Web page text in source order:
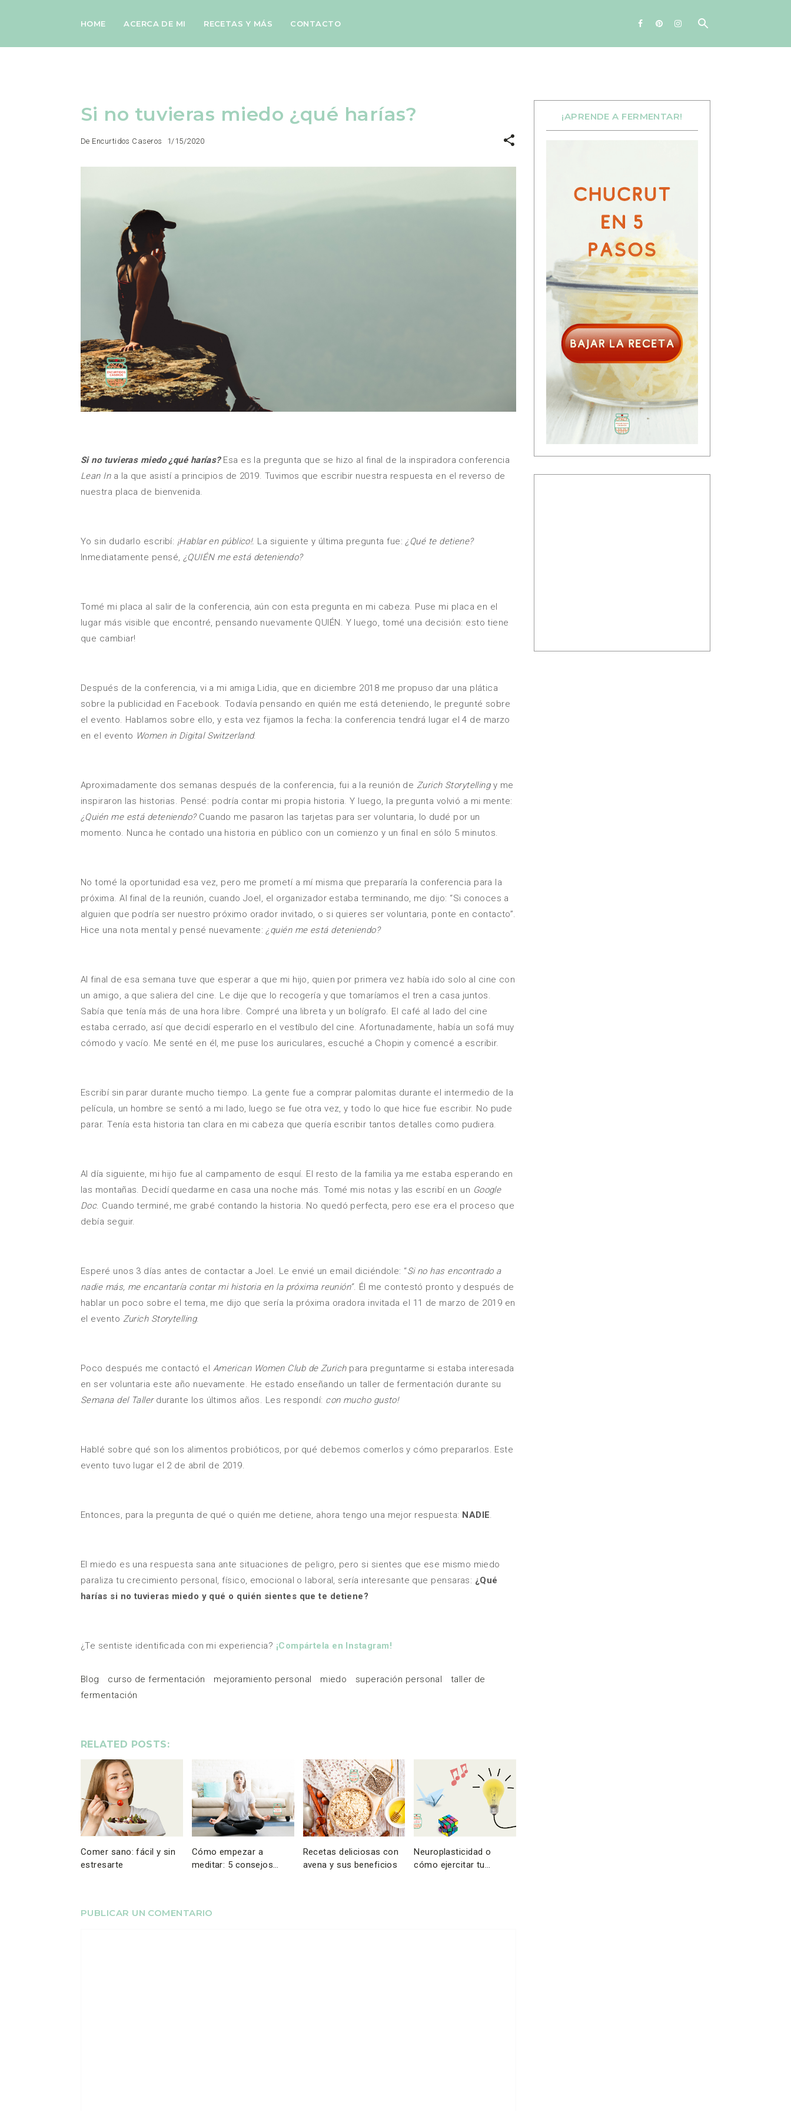
HOME ACERCA DE MI RECETAS Y MÁS CONTACTO
Si no tuvieras miedo ¿qué harías?
De Encurtidos Caseros 1/15/2020
Si no tuvieras miedo ¿qué harías?Esa es la pregunta que se hizo al final de la inspiradora conferencia
Lean Ina la que asistí a principios de 2019. Tuvimos que escribir nuestra respuesta en el reverso de
nuestra placa de bienvenida.
Yo sin dudarlo escribí: ¡Hablar en público!. La siguiente y última pregunta fue: ¿Qué te detiene?
Inmediatamente pensé, ¿QUIÉN me está deteniendo?
Tomé mi placa al salir de la conferencia, aún con esta pregunta en mi cabeza. Puse mi placa en el
lugar más visible que encontré, pensando nuevamente QUIÉN. Y luego, tomé una decisión: esto tiene
que cambiar!
Después de la conferencia, vi a mi amiga Lidia, que en diciembre 2018 me propuso dar una plática
sobre la publicidad en Facebook. Todavía pensando en quién me está deteniendo, le pregunté sobre
el evento. Hablamos sobre ello, y esta vez fijamos la fecha: la conferencia tendrá lugar el 4 de marzo
en el evento Women in Digital Switzerland.
Aproximadamente dos semanas después de la conferencia, fui a la reunión de Zurich Storytellingy me
inspiraron las historias. Pensé: podría contar mi propia historia. Y luego, la pregunta volvió a mi mente:
¿Quién me está deteniendo?Cuando me pasaron las tarjetas para ser voluntaria, lo dudé por un
momento. Nunca he contado una historia en público con un comienzo y un final en sólo 5 minutos.
No tomé la oportunidad esa vez, pero me prometí a mí misma que prepararía la conferencia para la
próxima. Al final de la reunión, cuando Joel, el organizador estaba terminando, me dijo: “Si conoces a
alguien que podría ser nuestro próximo orador invitado, o si quieres ser voluntaria, ponte en contacto”.
Hice una nota mental y pensé nuevamente: ¿quién me está deteniendo?
Al final de esa semana tuve que esperar a que mi hijo, quien por primera vez había ido solo al cine con
un amigo, a que saliera del cine. Le dije que lo recogería y que tomaríamos el tren a casa juntos.
Sabía que tenía más de una hora libre. Compré una libreta y un bolígrafo. El café al lado del cine
estaba cerrado, así que decidí esperarlo en el vestíbulo del cine. Afortunadamente, había un sofá muy
cómodo y vacío. Me senté en él, me puse los auriculares, escuché a Chopin y comencé a escribir.
Escribí sin parar durante mucho tiempo. La gente fue a comprar palomitas durante el intermedio de la
película, un hombre se sentó a mi lado, luego se fue otra vez, y todo lo que hice fue escribir. No pude
parar. Tenía esta historia tan clara en mi cabeza que quería escribir tantos detalles como pudiera.
Al día siguiente, mi hijo fue al campamento de esquí. El resto de la familia ya me estaba esperando en
las montañas. Decidí quedarme en casa una noche más. Tomé mis notas y las escribí en un Google
Doc. Cuando terminé, me grabé contando la historia. No quedó perfecta, pero ese era el proceso que
debía seguir.
Esperé unos 3 días antes de contactar a Joel. Le envié un email diciéndole: “Si no has encontrado a
nadie más, me encantaría contar mi historia en la próxima reunión”. Él me contestó pronto y después de
hablar un poco sobre el tema, me dijo que sería la próxima oradora invitada el 11 de marzo de 2019 en
el evento Zurich Storytelling.
Poco después me contactó el American Women Club de Zurichpara preguntarme si estaba interesada
en ser voluntaria este año nuevamente. He estado enseñando un taller de fermentación durante su
Semana del Tallerdurante los últimos años. Les respondí: con mucho gusto!
Hablé sobre qué son los alimentos probióticos, por qué debemos comerlos y cómo prepararlos. Este
evento tuvo lugar el 2 de abril de 2019.
Entonces, para la pregunta de qué o quién me detiene, ahora tengo una mejor respuesta: NADIE.
El miedo es una respuesta sana ante situaciones de peligro, pero si sientes que ese mismo miedo
paraliza tu crecimiento personal, físico, emocional o laboral, sería interesante que pensaras: ¿Qué
harías si no tuvieras miedo y qué o quién sientes que te detiene?
¿Te sentiste identificada con mi experiencia? ¡Compártela en Instagram!
Blog curso de fermentación mejoramiento personal miedo superación personal
taller de
fermentación
RELATED POSTS:
Comer sano: fácil y sin
estresarte
Cómo empezar a
meditar: 5 consejos
Recetas deliciosas con
avena y sus beneficios
Neuroplasticidad o
cómo ejercitar tu
PUBLICAR UN COMENTARIO
¡APRENDE A FERMENTAR!